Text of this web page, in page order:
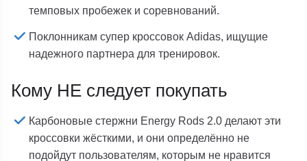
темповых пробежек и соревнований.
Поклонникам супер кроссовок Adidas, ищущие
надежного партнера для тренировок.
Кому НЕ следует покупать
Карбоновые стержни Energy Rods 2.0 делают эти
кроссовки жёсткими, и они определённо не
подойдут пользователям, которым не нравится